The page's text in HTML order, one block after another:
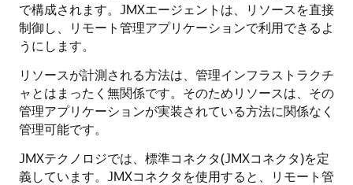
で構成されます。JMXエージェントは、リソースを直接
制御し、リモート管理アプリケーションで利用できるよ
うにします。
リソースが計測される方法は、管理インフラストラクチ
ャとはまったく無関係です。そのためリソースは、その
管理アプリケーションが実装されている方法に関係なく
管理可能です。
JMXテクノロジでは、標準コネクタ(JMXコネクタ)を定
義しています。JMXコネクタを使用すると、リモート管